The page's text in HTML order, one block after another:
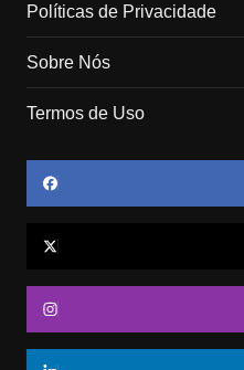
Políticas de Privacidade
Sobre Nós
Termos de Uso